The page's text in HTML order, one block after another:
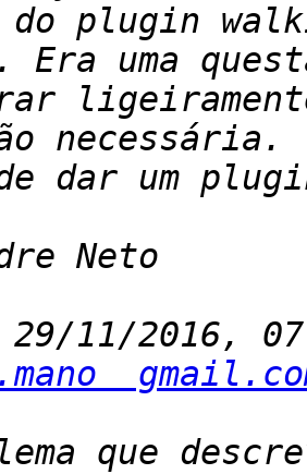
do plugin
11/2016,
que